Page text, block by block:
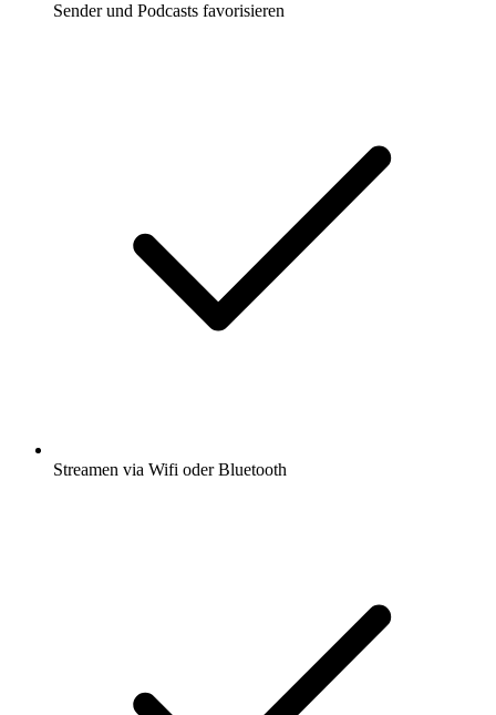
Sender und Podcasts favorisieren
Streamen via Wifi oder Bluetooth